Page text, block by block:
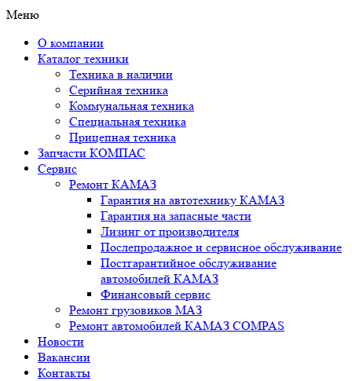
Меню
О компании
Каталог техники
Техника в наличии
Серийная техника
Коммунальная техника
Специальная техника
Прицепная техника
Запчасти КОМПАС
Сервис
Ремонт КАМАЗ
Гарантия на автотехнику КАМАЗ
Гарантия на запасные части
Лизинг от производителя
Послепродажное и сервисное обслуживание
Постгарантийное обслуживание
автомобилей КАМАЗ
Финансовый сервис
Ремонт грузовиков МАЗ
Ремонт автомобилей КАМАЗ COMPAS
Новости
Вакансии
Контакты